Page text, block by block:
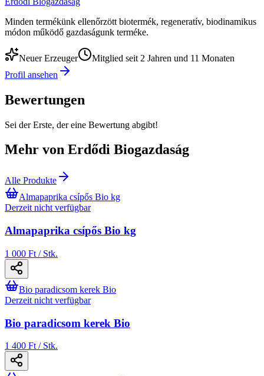
Minden termékünk ellenőrzött biotermék, regeneratív, biodinamikus
módon működő gazdaságunk terméke.
Neuer Erzeuger
Mitglied seit 2 Jahren und 11 Monaten
Profil ansehen
Bewertungen
Sei der Erste, der eine Bewertung abgibt!
Mehr von Erdődi Biogazdaság
Alle Produkte
Almapaprika csípős Bio kg
Derzeit nicht verfügbar
Almapaprika csípős Bio kg
1 000 Ft / Stk.
Bio paradicsom kerek Bio
Derzeit nicht verfügbar
Bio paradicsom kerek Bio
1 400 Ft / Stk.